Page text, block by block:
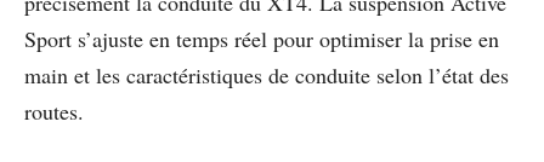
Sport s’ajuste en temps réel pour optimiser la prise en
main et les caractéristiques de conduite selon l’état des
routes.